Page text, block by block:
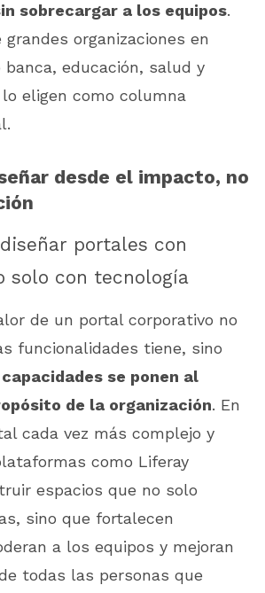
sobrecargar a los equipos.
grandes organizaciones en
educación, salud y
eligen como columna
desde el impacto, no
portales con
solo con tecnología
de un portal corporativo no
funcionalidades tiene, sino
se ponen al
de la organización. En
cada vez más complejo y
como Liferay
espacios que no solo
sino que fortalecen
a los equipos y mejoran
todas las personas que